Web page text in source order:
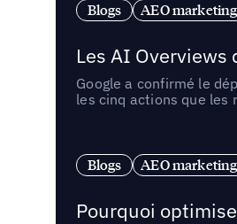
Blogs AEO
Les AI
Google a confirmé le
les cinq actions que les
Blogs AEO
Pourquoi